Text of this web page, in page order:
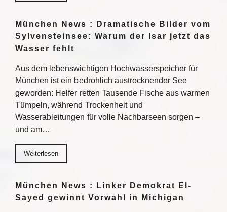
München News : Dramatische Bilder vom
Sylvensteinsee: Warum der Isar jetzt das
Wasser fehlt
Aus dem lebenswichtigen Hochwasserspeicher für
München ist ein bedrohlich austrocknender See
geworden: Helfer retten Tausende Fische aus warmen
Tümpeln, während Trockenheit und
Wasserableitungen für volle Nachbarseen sorgen –
und am…
Weiterlesen
München News : Linker Demokrat El-
Sayed gewinnt Vorwahl in Michigan